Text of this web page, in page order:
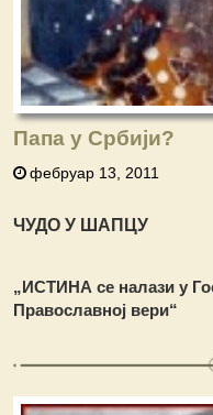
Папа у Србији?
фебруар 13, 2011
ЧУДО У ШАПЦУ
„ИСТИНА се налази у
Православној вери“